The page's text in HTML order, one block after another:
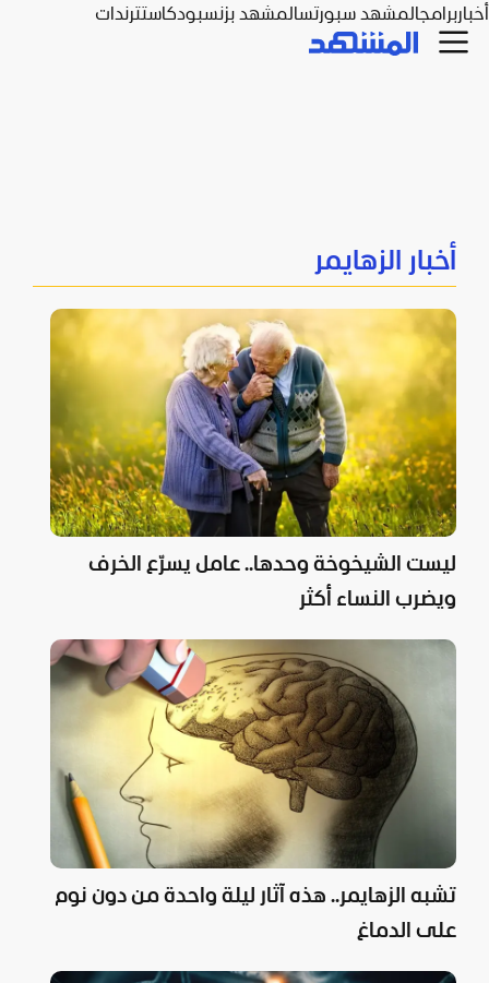
أخباربرامجالمشهد سبورتسالمشهد بزنسبودكاستترندات
أخبار الزهايمر
ليست الشيخوخة وحدها.. عامل يسرّع الخرف
ويضرب النساء أكثر
تشبه الزهايمر.. هذه آثار ليلة واحدة من دون نوم
على الدماغ